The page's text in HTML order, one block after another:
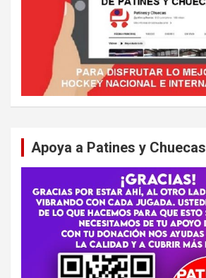
Apoya a Patines y Chuecas